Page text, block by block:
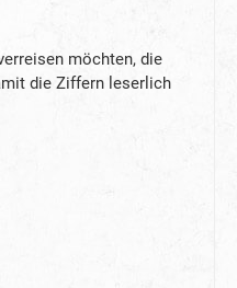
möchten, die
die Ziffern leserlich